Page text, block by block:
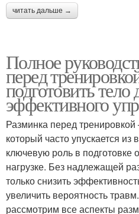
читать дальше →
Полное
перед
подготовить тело
эффективного
Разминка перед
который часто упускается из
ключевую роль в подготовке
нагрузке. Без надлежащей
только снизить
увеличить вероятность
рассмотрим все аспекты